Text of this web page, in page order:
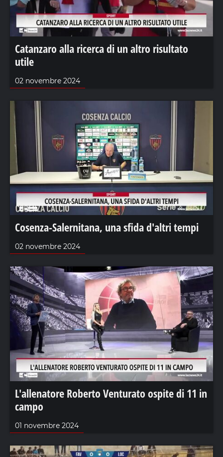
Catanzaro alla ricerca di un altro risultato
utile
02 novembre 2024
Cosenza-Salernitana, una sfida d'altri tempi
02 novembre 2024
L'allenatore Roberto Venturato ospite di 11 in
campo
01 novembre 2024